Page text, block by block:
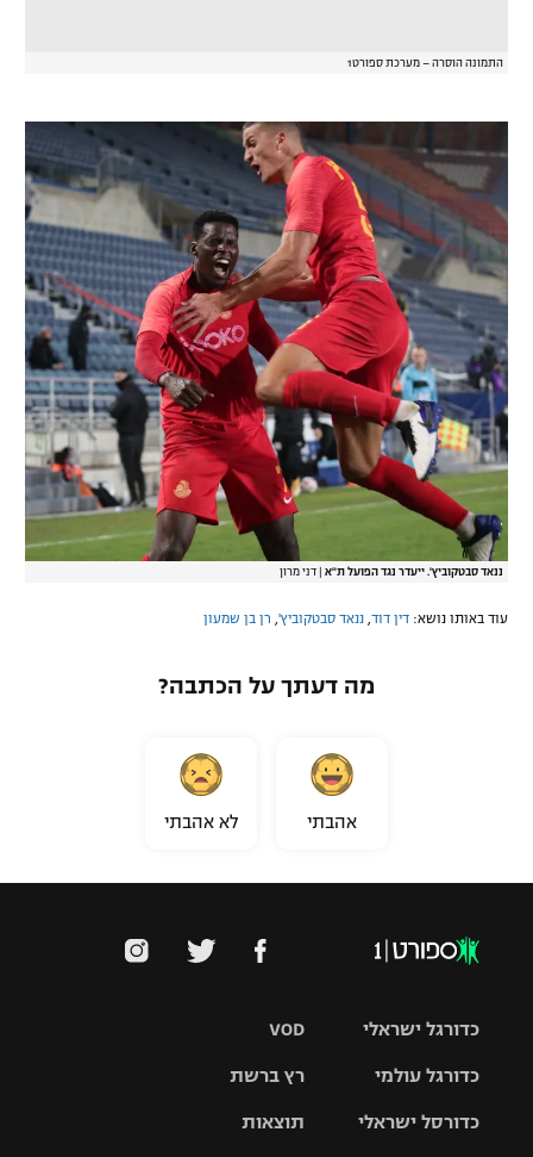
התמונה הוסרה – מערכת ספורט1
ננאד סבטקוביץ'. ייעדר נגד הפועל ת"א דני מרון
עוד באותו נושא: דין דוד ננאד סבטקוביץ' רן בן שמעון
מה דעתך על הכתבה?
אהבתי לא אהבתי
VOD
רץ ברשת
תוצאות
כדורגל ישראלי
כדורגל עולמי
כדורסל ישראלי